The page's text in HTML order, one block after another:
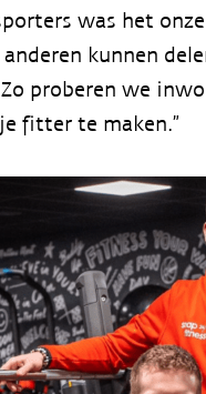
was het
kunnen
proberen we
fitter te maken.”